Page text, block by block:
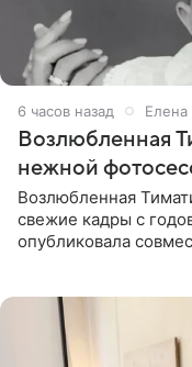
6 часов назад
Возлюбленная
нежной
Возлюбленная
свежие кадры с
опубликовала